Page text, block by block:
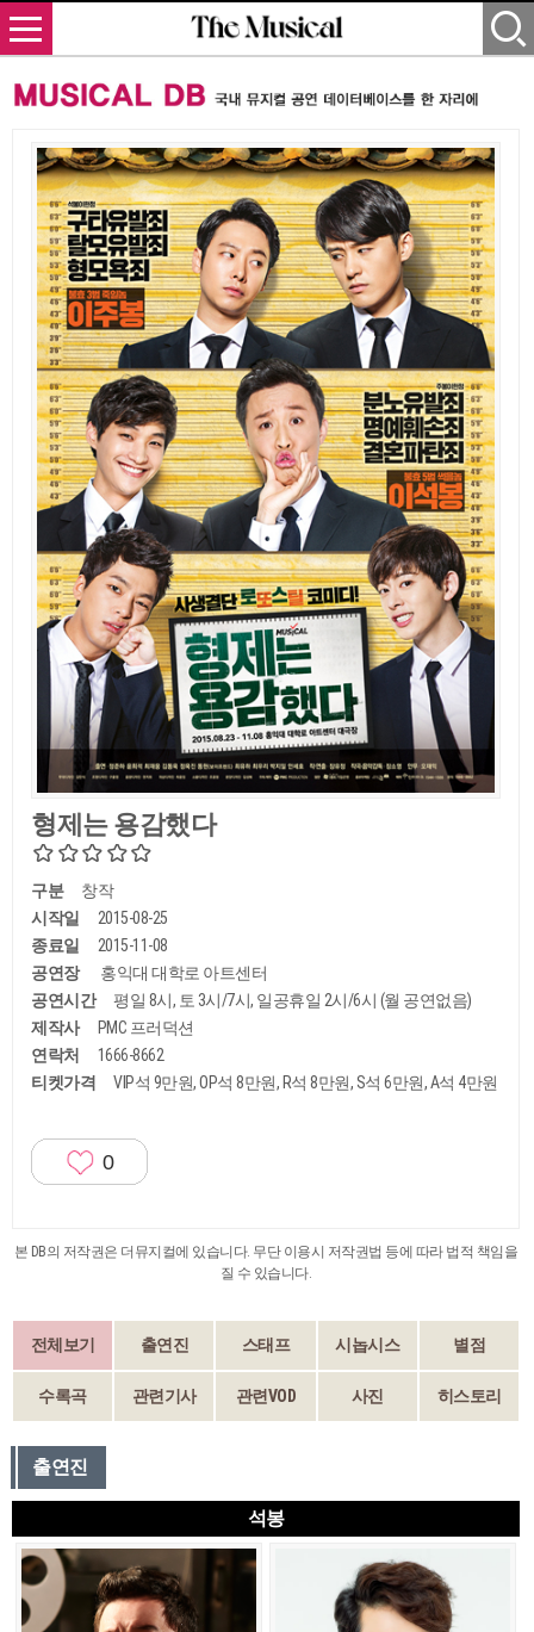
형제는 용감했다
구분
창작
시작일
2015-08-25
종료일
2015-11-08
공연장
홍익대 대학로 아트센터
공연시간
평일 8시, 토 3시/7시, 일공휴일 2시/6시 (월 공연없음)
제작사
PMC 프러덕션
연락처
1666-8662
티켓가격
VIP석 9만원, OP석 8만원, R석 8만원, S석 6만원, A석 4만원
0
본 DB의 저작권은 더뮤지컬에 있습니다. 무단 이용시 저작권법 등에 따라 법적 책임을
질 수 있습니다.
전체보기 출연진 스태프 시놉시스 별점
수록곡 관련기사 관련VOD 사진 히스토리
출연진
석봉